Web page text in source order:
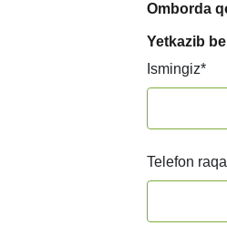
Omborda
Yetkazib
Ismingiz*
Telefon